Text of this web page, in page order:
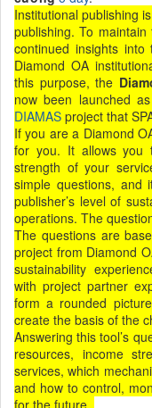
Institutional publishing
publishing. To
continued insights
Diamond OA
this purpose, the
now been launched
DIAMAS project that
If you are a Diamond
for you. It allows you
strength of your
simple questions, and
publisher’s level of
operations. The
The questions are
project from Diamond
sustainability
with project partner
form a rounded
create the basis of the
Answering this tool’s
resources, income
services, which
and how to control,